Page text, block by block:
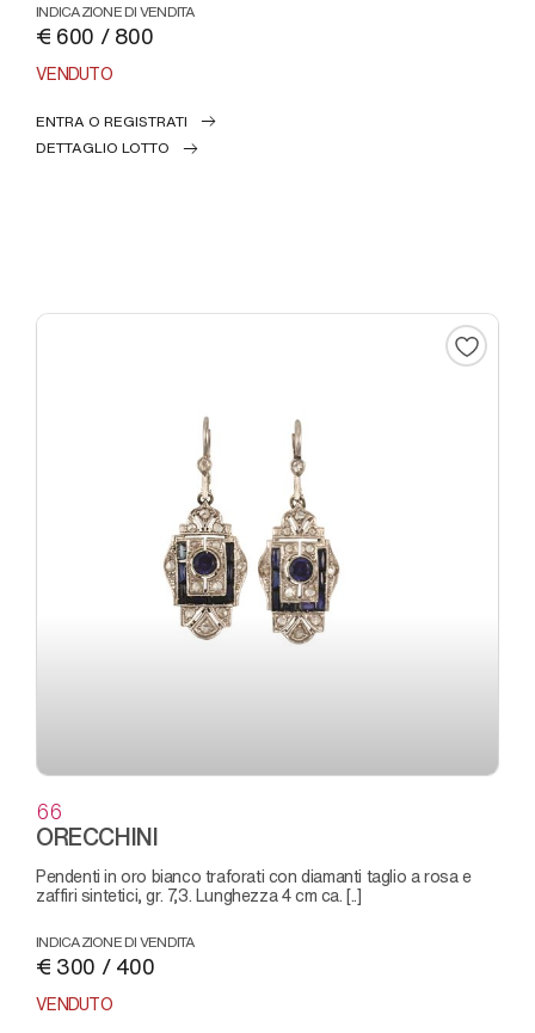
INDICAZIONE DI VENDITA
€ 600 / 800
VENDUTO
ENTRA O REGISTRATI
DETTAGLIO LOTTO
66
ORECCHINI
pendenti in oro bianco traforati con diamanti taglio a rosa e
zaffiri sintetici, gr. 7,3. Lunghezza 4 cm ca. [..]
INDICAZIONE DI VENDITA
€ 300 / 400
VENDUTO